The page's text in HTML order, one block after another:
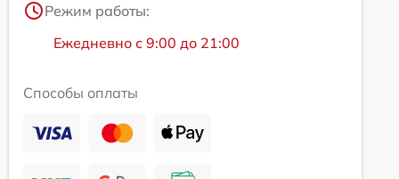
Режим работы:
Ежедневно с 9:00 до 21:00
Способы оплаты